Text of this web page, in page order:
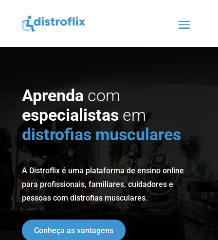
Aprenda com
especialistasem
distrofias musculares
A Distroflix é uma plataforma de ensino online
para profissionais, familiares, cuidadores e
pessoas com distrofias musculares.
Conheça as vantagens